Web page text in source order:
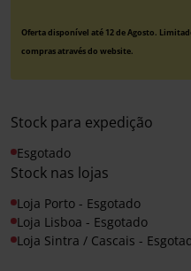
Oferta disponível até 12 de Agosto.
compras através do website.
Stock para expedição
Esgotado
Stock nas lojas
Loja Porto - Esgotado
Loja Lisboa - Esgotado
Loja Sintra / Cascais -